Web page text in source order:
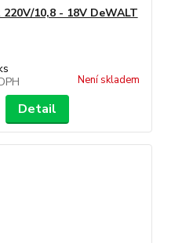
10,8 - 18V DeWALT
Není skladem
Detail